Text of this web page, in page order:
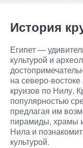
История
Египет —
культурой и
на северо-
круизов по Нилу.
популярностью
предлагая им
пирамиды, храмы
Нила и
культурой.